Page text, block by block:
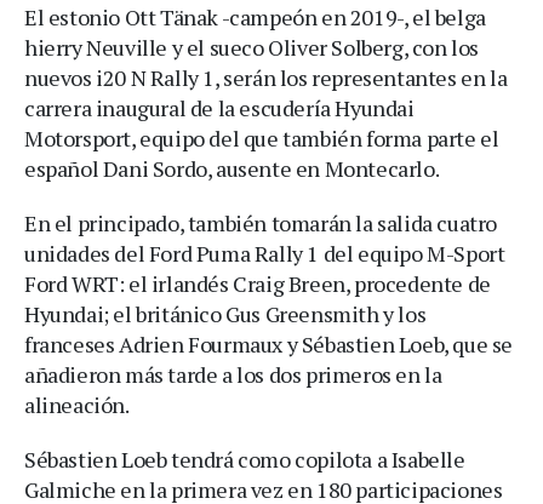
El estonio Ott Tänak -campeón en 2019-, el belga
hierry Neuville y el sueco Oliver Solberg, con los
nuevos i20 N Rally 1, serán los representantes en la
carrera inaugural de la escudería Hyundai
Motorsport, equipo del que también forma parte el
español Dani Sordo, ausente en Montecarlo.
En el principado, también tomarán la salida cuatro
unidades del Ford Puma Rally 1 del equipo M-Sport
Ford WRT: el irlandés Craig Breen, procedente de
Hyundai; el británico Gus Greensmith y los
franceses Adrien Fourmaux y Sébastien Loeb, que se
añadieron más tarde a los dos primeros en la
alineación.
Sébastien Loeb tendrá como copilota a Isabelle
Galmiche en la primera vez en 180 participaciones